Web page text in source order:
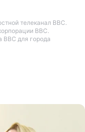
телеканал BBC.
BBC.
для города